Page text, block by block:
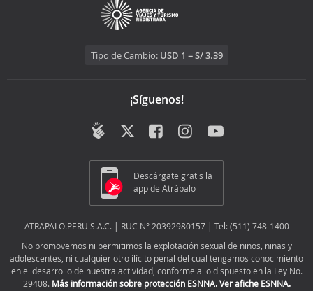
Tipo de Cambio: USD 1 = S/ 3.39
¡Síguenos!
Descárgate gratis la
app de Atrápalo
ATRAPALO.PERU S.A.C. | RUC N° 20392980157 | Tel: (511) 748-1400
No promovemos ni permitimos la explotación sexual de niños, niñas y
adolescentes, ni cualquier otro ilícito penal del cual tengamos conocimiento
en el desarrollo de nuestra actividad, conforme a lo dispuesto en la Ley No.
29408. Más información sobre protección ESNNA. Ver afiche ESNNA.